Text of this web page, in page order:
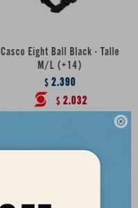

Casco Eight Ball Black - Talle
M/L (+14)
$ 2.390
$ 2.032